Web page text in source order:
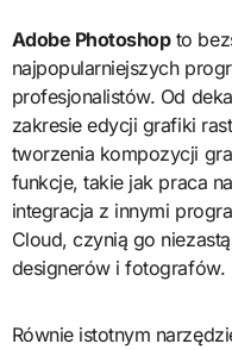
Adobe Photoshopto
najpopularniejszych
profesjonalistów. Od
zakresie edycji grafiki
tworzenia kompozycji
funkcje, takie jak praca
integracja z innymi
Cloud, czynią go
designerów i fotografów.
Równie istotnym